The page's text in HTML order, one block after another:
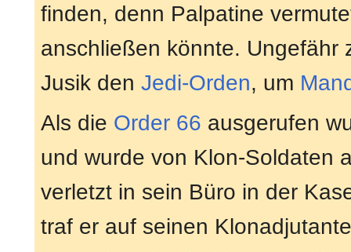
finden, denn Palpatine
anschließen könnte. Ungefähr
Jusik den Jedi-Orden, um
Als die Order 66 ausgerufen
und wurde von Klon-Soldaten
verletzt in sein Büro in der
traf er auf seinen